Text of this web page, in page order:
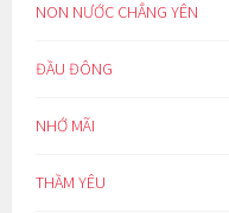
NON NƯỚC CHẲNG YÊN
ĐẦU ĐÔNG
NHỚ MÃI
THẦM YÊU